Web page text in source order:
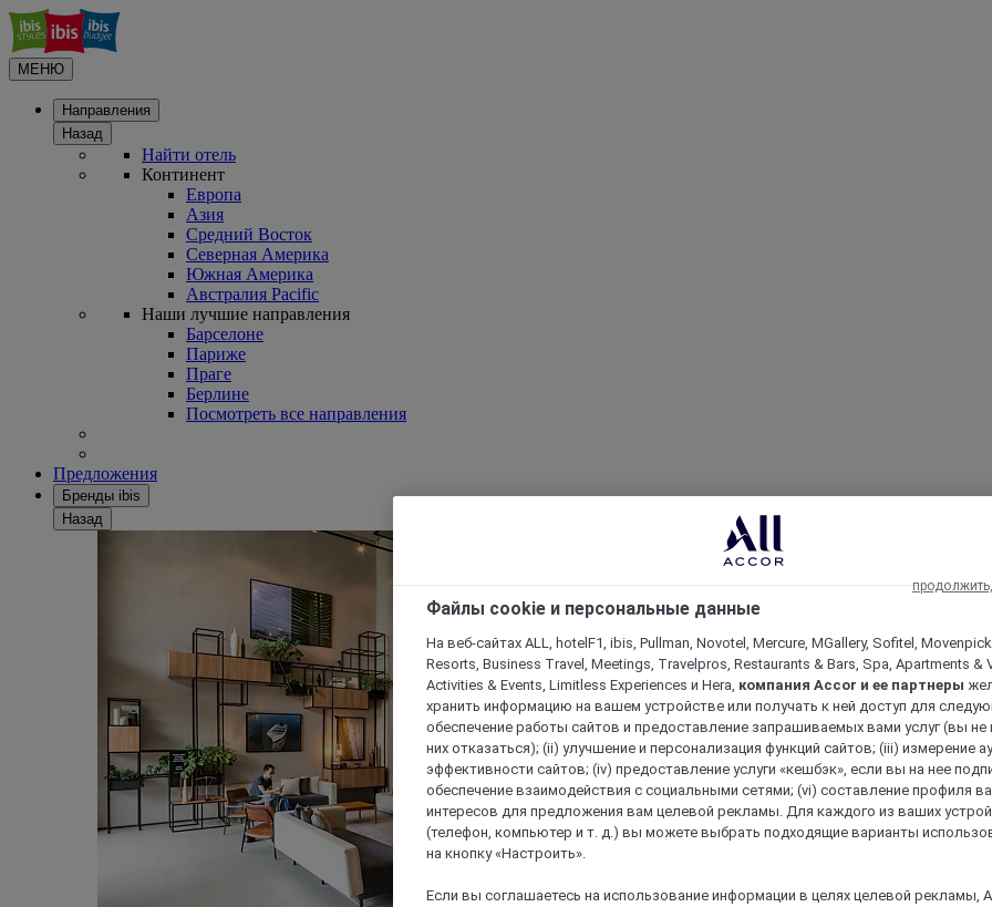
МЕНЮ
Направления
Назад
Найти отель
Континент
Европа
Азия
Средний Восток
Северная Америка
Южная Америка
Австралия Pacific
Наши лучшие направления
Барселоне
Париже
Праге
Берлине
Посмотреть все направления
Предложения
Бренды ibis
Назад
Файлы cookie и персональные данные
На веб-сайтах ALL, hotelF1, ibis, Pullman, Novotel, Mercure, MGallery, Sofitel,
Resorts, Business Travel, Meetings, Travelpros, Restaurants & Bars, Spa, Apartments &
Activities & Events, Limitless Experiences и Hera, компания Accor и ее партнеры
хранить информацию на вашем устройстве или получать к ней доступ для
обеспечение работы сайтов и предоставление запрашиваемых вами услуг (вы
них отказаться); (ii) улучшение и персонализация функций сайтов; (iii) измерение
эффективности сайтов; (iv) предоставление услуги «кешбэк», если вы на нее
обеспечение взаимодействия с социальными сетями; (vi) составление профиля
интересов для предложения вам целевой рекламы. Для каждого из ваших
(телефон, компьютер и т. д.) вы можете выбрать подходящие варианты
на кнопку «Настроить».
Если вы соглашаетесь на использование информации в целях целевой рекламы,